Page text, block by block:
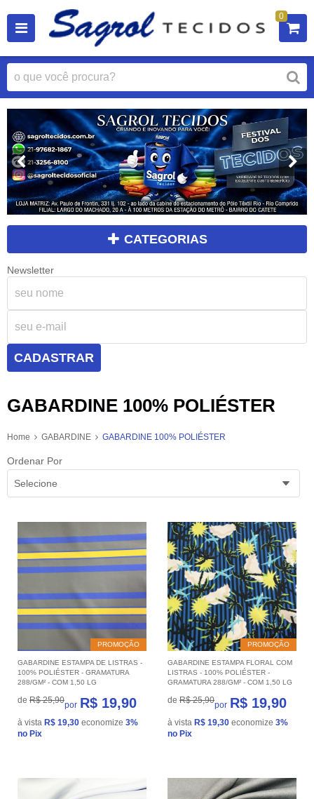
0
CATEGORIAS
Newsletter
CADASTRAR
GABARDINE 100% POLIÉSTER
Home GABARDINE GABARDINE 100% POLIÉSTER
Ordenar Por
Selecione
PROMOÇÃO
GABARDINE ESTAMPA DE LISTRAS -
100% POLIÉSTER - GRAMATURA
288/GM² - COM 1,50 LG
de R$ 25,90por R$ 19,90
à vista R$ 19,30 economize 3%
no Pix
PROMOÇÃO
GABARDINE ESTAMPA FLORAL COM
LISTRAS - 100% POLIÉSTER -
GRAMATURA 288/GM² - COM 1,50 LG
de R$ 25,90por R$ 19,90
à vista R$ 19,30 economize 3%
no Pix